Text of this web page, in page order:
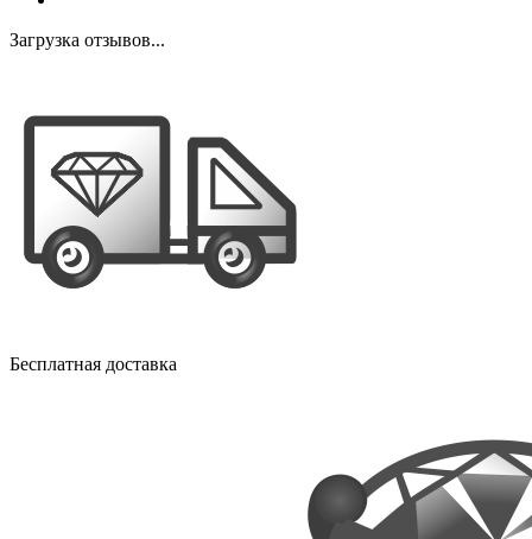
Загрузка отзывов...
Бесплатная доставка